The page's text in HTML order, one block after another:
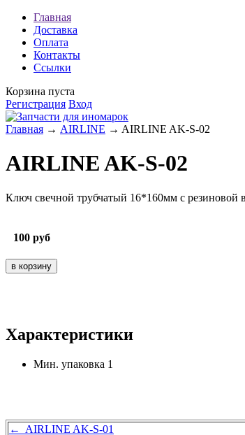
Главная
Доставка
Оплата
Контакты
Ссылки
Корзина пуста
Регистрация Вход
Главная → AIRLINE → AIRLINE AK-S-02
AIRLINE AK-S-02
Ключ свечной трубчатый 16*160мм с резиновой
100 руб
Характеристики
Мин. упаковка 1
← AIRLINE AK-S-01